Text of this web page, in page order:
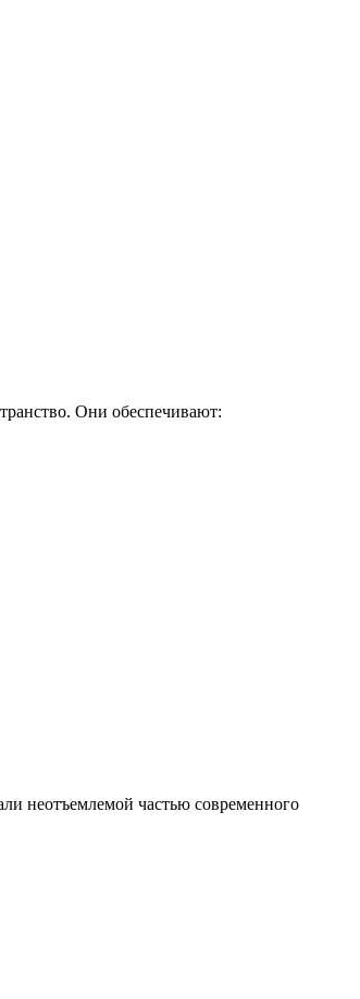
Они обеспечивают:
неотъемлемой частью современного